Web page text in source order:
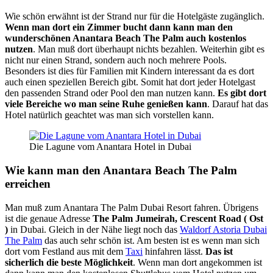
Wie schön erwähnt ist der Strand nur für die Hotelgäste zugänglich.
Wenn man dort ein Zimmer bucht dann kann man den
wunderschönen Anantara Beach The Palm auch kostenlos
nutzen. Man muß dort überhaupt nichts bezahlen. Weiterhin gibt es
nicht nur einen Strand, sondern auch noch mehrere Pools.
Besonders ist dies für Familien mit Kindern interessant da es dort
auch einen speziellen Bereich gibt. Somit hat dort jeder Hotelgast
den passenden Strand oder Pool den man nutzen kann. Es gibt dort
viele Bereiche wo man seine Ruhe genießen kann. Darauf hat das
Hotel natürlich geachtet was man sich vorstellen kann.
Die Lagune vom Anantara Hotel in Dubai
Wie kann man den Anantara Beach The Palm
erreichen
Man muß zum Anantara The Palm Dubai Resort fahren. Übrigens
ist die genaue Adresse The Palm Jumeirah, Crescent Road ( Ost
) in Dubai. Gleich in der Nähe liegt noch das Waldorf Astoria Dubai
The Palm das auch sehr schön ist. Am besten ist es wenn man sich
dort vom Festland aus mit dem Taxi hinfahren lässt. Das ist
sicherlich die beste Möglichkeit. Wenn man dort angekommen ist